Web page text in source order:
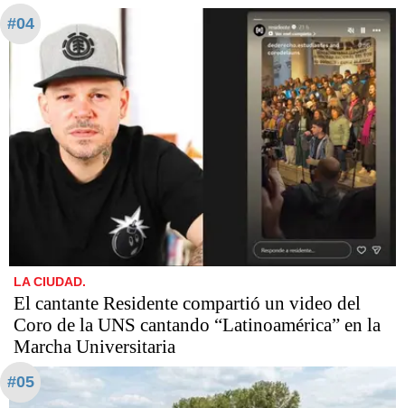
#04
LA CIUDAD.
El cantante Residente compartió un video del
Coro de la UNS cantando “Latinoamérica” en la
Marcha Universitaria
#05